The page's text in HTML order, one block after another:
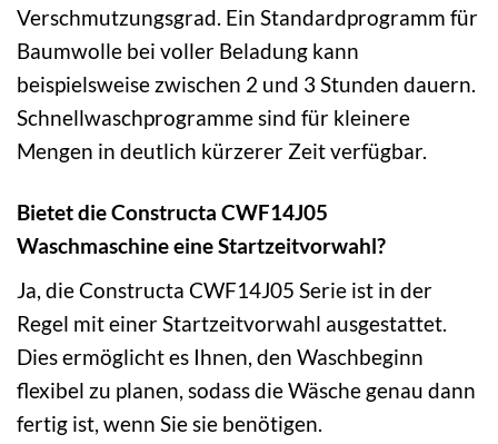
Verschmutzungsgrad. Ein Standardprogramm für
Baumwolle bei voller Beladung kann
beispielsweise zwischen 2 und 3 Stunden dauern.
Schnellwaschprogramme sind für kleinere
Mengen in deutlich kürzerer Zeit verfügbar.
Bietet die Constructa CWF14J05
Waschmaschine eine Startzeitvorwahl?
Ja, die Constructa CWF14J05 Serie ist in der
Regel mit einer Startzeitvorwahl ausgestattet.
Dies ermöglicht es Ihnen, den Waschbeginn
flexibel zu planen, sodass die Wäsche genau dann
fertig ist, wenn Sie sie benötigen.